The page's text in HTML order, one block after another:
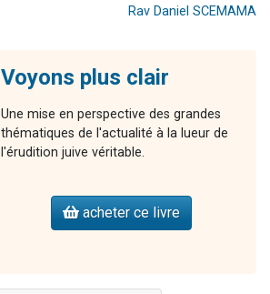
Rav Daniel SCEMAMA
Voyons plus clair
Une mise en perspective des grandes
thématiques de l'actualité à la lueur de
l'érudition juive véritable.
acheter ce livre